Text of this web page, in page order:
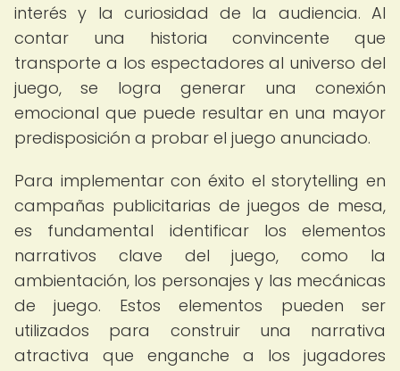
interés y la curiosidad de la audiencia. Al
contar una historia convincente que
transporte a los espectadores al universo del
juego, se logra generar una conexión
emocional que puede resultar en una mayor
predisposición a probar el juego anunciado.
Para implementar con éxito el storytelling en
campañas publicitarias de juegos de mesa,
es fundamental identificar los elementos
narrativos clave del juego, como la
ambientación, los personajes y las mecánicas
de juego. Estos elementos pueden ser
utilizados para construir una narrativa
atractiva que enganche a los jugadores